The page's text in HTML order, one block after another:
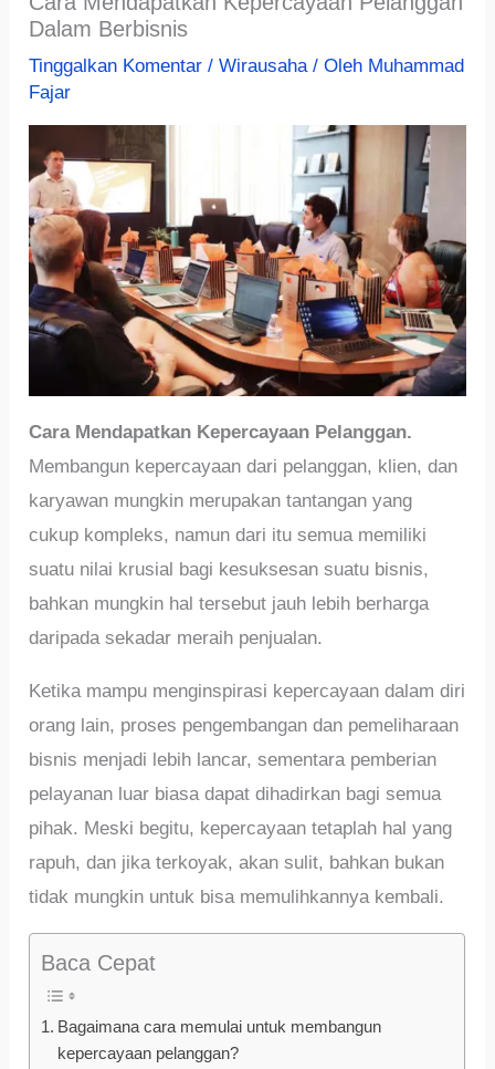
Dalam Berbisnis
Tinggalkan Komentar /Wirausaha/ Oleh Muhammad
Fajar
Cara Mendapatkan Kepercayaan Pelanggan.
Membangun kepercayaan dari pelanggan, klien, dan
karyawan mungkin merupakan tantangan yang
cukup kompleks, namun dari itu semua memiliki
suatu nilai krusial bagi kesuksesan suatu bisnis,
bahkan mungkin hal tersebut jauh lebih berharga
daripada sekadar meraih penjualan.
Ketika mampu menginspirasi kepercayaan dalam diri
orang lain, proses pengembangan dan pemeliharaan
bisnis menjadi lebih lancar, sementara pemberian
pelayanan luar biasa dapat dihadirkan bagi semua
pihak. Meski begitu, kepercayaan tetaplah hal yang
rapuh, dan jika terkoyak, akan sulit, bahkan bukan
tidak mungkin untuk bisa memulihkannya kembali.
Baca Cepat
Bagaimana cara memulai untuk membangun
kepercayaan pelanggan?